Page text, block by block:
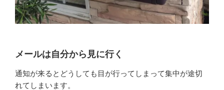
メールは自分から見に行く
通知が来るとどうしても目が行ってしまって集中が途切
れてしまいます。